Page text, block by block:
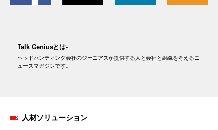
Talk Geniusとは-
ヘッドハンティング会社のジーニアスが提供する人と会社と組織を考えるニ
ュースマガジンです。
人材ソリューション